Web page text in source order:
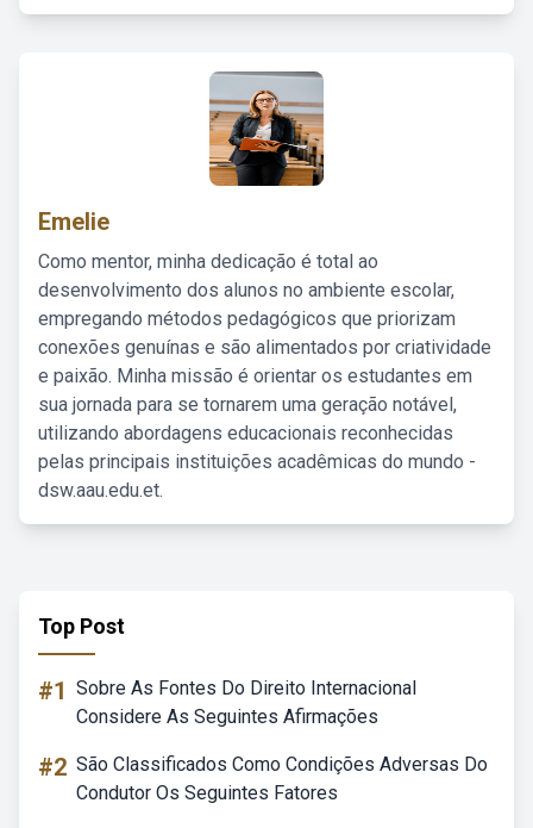
Emelie
Como mentor, minha dedicação é total ao
desenvolvimento dos alunos no ambiente escolar,
empregando métodos pedagógicos que priorizam
conexões genuínas e são alimentados por criatividade
e paixão. Minha missão é orientar os estudantes em
sua jornada para se tornarem uma geração notável,
utilizando abordagens educacionais reconhecidas
pelas principais instituições acadêmicas do mundo -
dsw.aau.edu.et.
Top Post
#1 Sobre As Fontes Do Direito Internacional
Considere As Seguintes Afirmações
#2 São Classificados Como Condições Adversas Do
Condutor Os Seguintes Fatores